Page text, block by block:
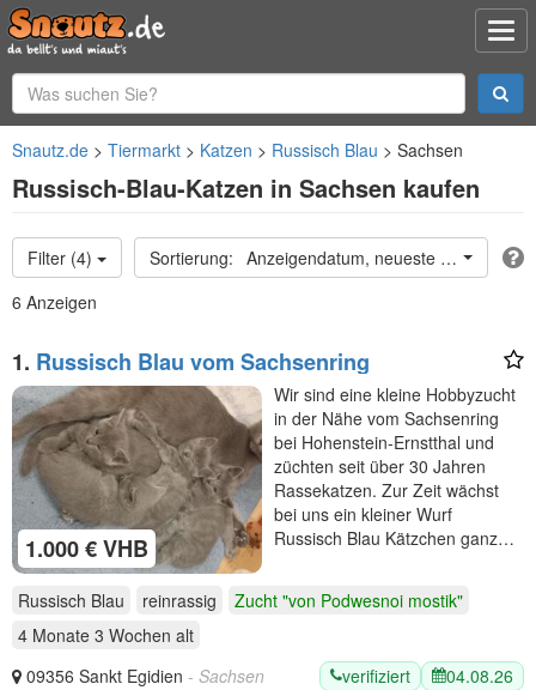
Snautz.de Tiermarkt Katzen Russisch Blau Sachsen
Russisch-Blau-Katzen in Sachsen kaufen
Filter (4)
Anzeigendatum, neueste oben
6 Anzeigen
1. Russisch Blau vom Sachsenring
1.000 € VHB
Wir sind eine kleine Hobbyzucht
in der Nähe vom Sachsenring
bei Hohenstein-Ernstthal und
züchten seit über 30 Jahren
Rassekatzen. Zur Zeit wächst
bei uns ein kleiner Wurf
Russisch Blau Kätzchen ganz…
Russisch Blau reinrassig
Zucht "von Podwesnoi mostik"
4 Monate 3 Wochen alt
09356 Sankt Egidien - Sachsen verifiziert 04.08.26